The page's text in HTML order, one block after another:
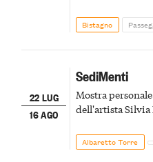
Bistagno
22 LUG
16 AGO
SediMenti
Mostra
dell'artista Silvia
Albaretto Torre